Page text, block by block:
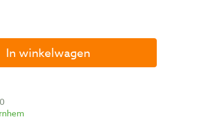
In winkelwagen